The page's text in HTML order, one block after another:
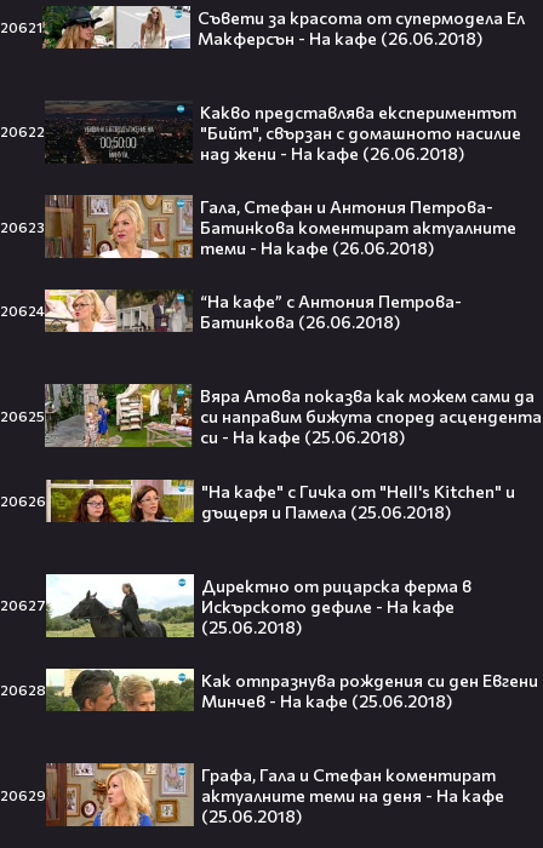
20621
Съвети за красота от супермодела Ел
Макферсън - На кафе (26.06.2018)
20622
Какво представлява експериментът
"Бийт", свързан с домашното насилие
над жени - На кафе (26.06.2018)
20623
Гала, Стефан и Антония Петрова-
Батинкова коментират актуалните
теми - На кафе (26.06.2018)
20624
“На кафе” с Антония Петрова-
Батинкова (26.06.2018)
20625
Вяра Атова показва как можем сами да
си направим бижута според асцендента
си - На кафе (25.06.2018)
20626
"На кафе" с Гичка от "Hell's Kitchen" и
дъщеря и Памела (25.06.2018)
20627
Директно от рицарска ферма в
Искърското дефиле - На кафе
(25.06.2018)
20628
Как отпразнува рождения си ден Евгени
Минчев - На кафе (25.06.2018)
20629
Графа, Гала и Стефан коментират
актуалните теми на деня - На кафе
(25.06.2018)
получава PC версията която
чакахме🎮🤩
Топ 5 игри, които ще ти дадат
Кристофър Нолан🤩🎮
Джъстин Бийбър ще пее на
Световното първенство по
футбол заедно с Мадона, Шакира
и BTS!⚽🤩
ANIVENTURE COMIC CON 2026:
Влязохме в друг свят!
Бербо смени терена: от „Олд
Трафорд“ директно на
театралната сцена👀⚽